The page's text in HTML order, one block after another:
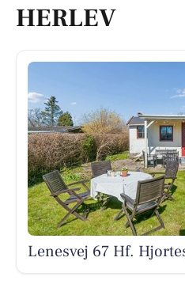
HERLEV
Lenesvej 67 Hf.